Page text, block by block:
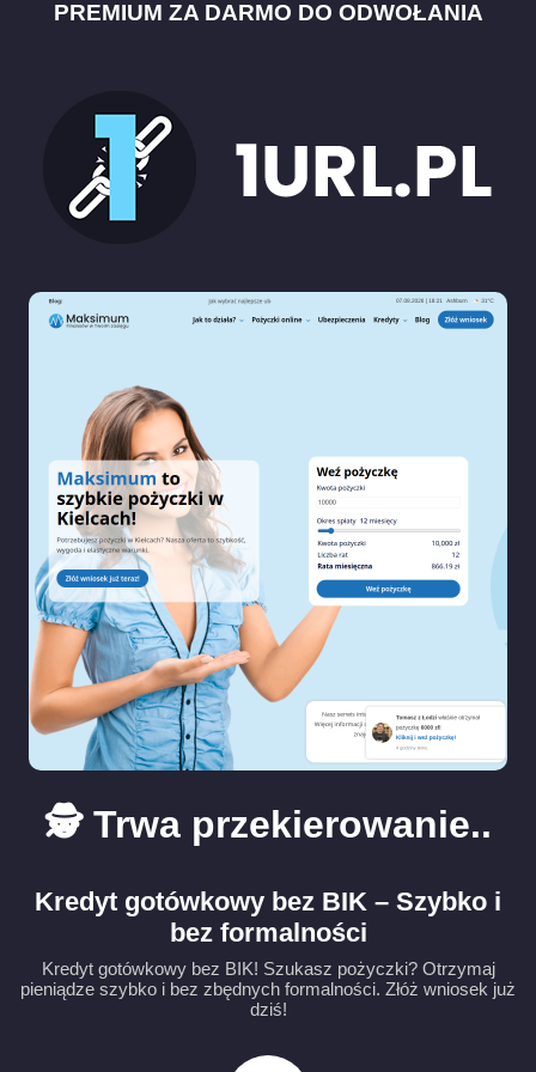
PREMIUM ZA DARMO DO ODWOŁANIA
🕵️ Trwa przekierowanie..
Kredyt gotówkowy bez BIK – Szybko i
bez formalności
Kredyt gotówkowy bez BIK! Szukasz pożyczki? Otrzymaj
pieniądze szybko i bez zbędnych formalności. Złóż wniosek już
dziś!